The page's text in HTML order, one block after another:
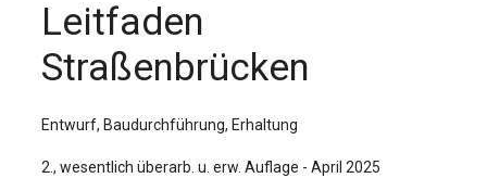
Leitfaden
Straßenbrücken
Entwurf, Baudurchführung, Erhaltung
2., wesentlich überarb. u. erw. Auflage - April 2025